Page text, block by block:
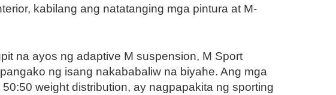
kabilang ang natatanging mga pintura at M-
na ayos ng adaptive M suspension, M Sport
ng isang nakababaliw na biyahe. Ang mga
weight distribution, ay nagpapakita ng sporting